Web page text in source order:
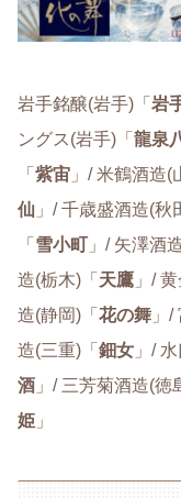
岩手銘醸(岩手)「 岩
ングス(岩手)「 龍泉
「 紫宙 」/ 米鶴酒造(
仙 」/ 千歳盛酒造(秋
「 雪小町 」/ 矢澤酒
造(栃木)「 天鷹 」/
造(静岡)「 花の舞 」
造(三重)「 鈿女 」/
酒 」/ 三芳菊酒造(徳
姫 」